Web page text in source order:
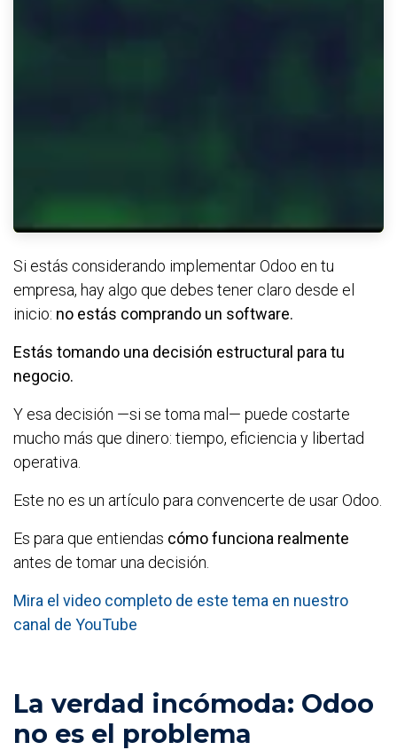
Si estás considerando implementar Odoo en tu
empresa, hay algo que debes tener claro desde el
inicio: no estás comprando un software.
Estás tomando una decisión estructural para tu
negocio.
Y esa decisión —si se toma mal— puede costarte
mucho más que dinero: tiempo, eficiencia y libertad
operativa.
Este no es un artículo para convencerte de usar Odoo.
Es para que entiendas cómo funciona realmente
antes de tomar una decisión.
Mira el video completo de este tema en nuestro
canal de YouTube
La verdad incómoda: Odoo
no es el problema